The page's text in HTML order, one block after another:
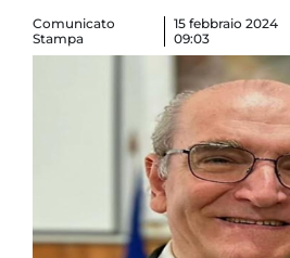
Comunicato
Stampa
15 febbraio 2024
09:03